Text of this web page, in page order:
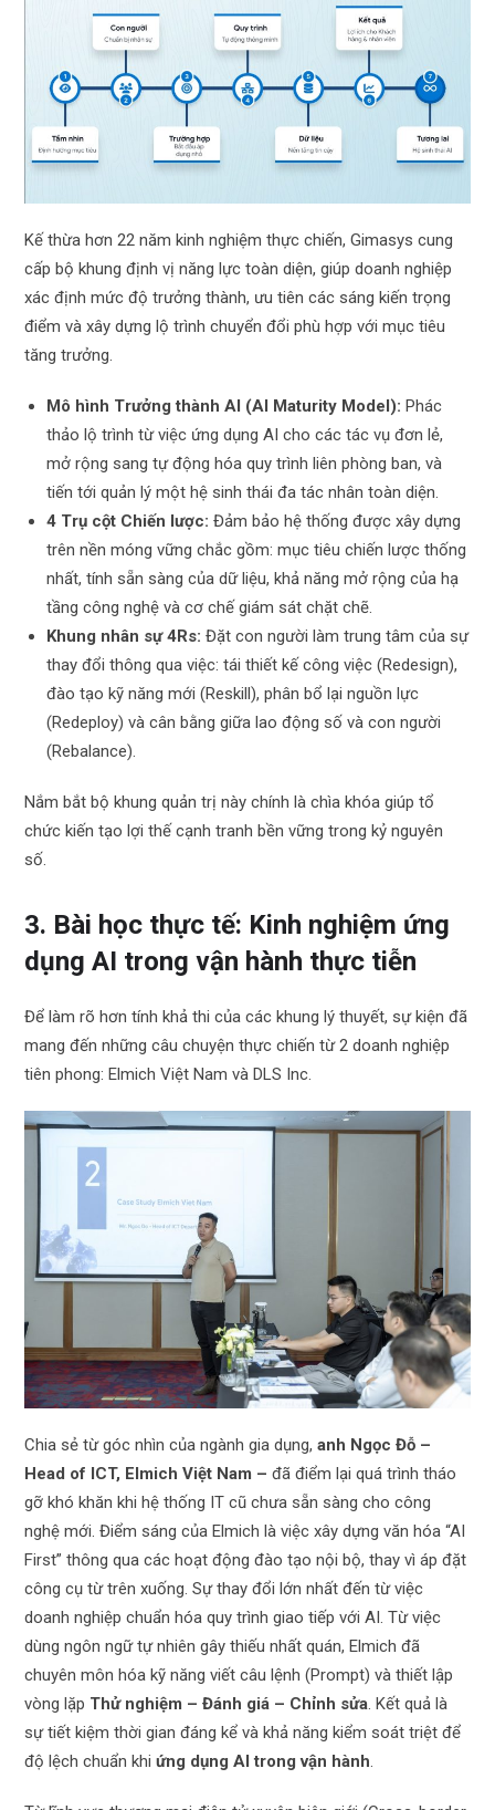
Kế thừa hơn 22 năm kinh nghiệm thực chiến, Gimasys cung
cấp bộ khung định vị năng lực toàn diện, giúp doanh nghiệp
xác định mức độ trưởng thành, ưu tiên các sáng kiến trọng
điểm và xây dựng lộ trình chuyển đổi phù hợp với mục tiêu
tăng trưởng.
Mô hình Trưởng thành AI (AI Maturity Model): Phác
thảo lộ trình từ việc ứng dụng AI cho các tác vụ đơn lẻ,
mở rộng sang tự động hóa quy trình liên phòng ban, và
tiến tới quản lý một hệ sinh thái đa tác nhân toàn diện.
4 Trụ cột Chiến lược: Đảm bảo hệ thống được xây dựng
trên nền móng vững chắc gồm: mục tiêu chiến lược thống
nhất, tính sẵn sàng của dữ liệu, khả năng mở rộng của hạ
tầng công nghệ và cơ chế giám sát chặt chẽ.
Khung nhân sự 4Rs:Đặt con người làm trung tâm của sự
thay đổi thông qua việc: tái thiết kế công việc (Redesign),
đào tạo kỹ năng mới (Reskill), phân bổ lại nguồn lực
(Redeploy) và cân bằng giữa lao động số và con người
(Rebalance).
Nắm bắt bộ khung quản trị này chính là chìa khóa giúp tổ
chức kiến tạo lợi thế cạnh tranh bền vững trong kỷ nguyên
số.
3. Bài học thực tế: Kinh nghiệm ứng
dụng AI trong vận hành thực tiễn
Để làm rõ hơn tính khả thi của các khung lý thuyết, sự kiện đã
mang đến những câu chuyện thực chiến từ 2 doanh nghiệp
tiên phong: Elmich Việt Nam và DLS Inc.
Chia sẻ từ góc nhìn của ngành gia dụng, anh Ngọc Đỗ –
Head of ICT, Elmich Việt Nam – đã điểm lại quá trình tháo
gỡ khó khăn khi hệ thống IT cũ chưa sẵn sàng cho công
nghệ mới. Điểm sáng của Elmich là việc xây dựng văn hóa “AI
First” thông qua các hoạt động đào tạo nội bộ, thay vì áp đặt
công cụ từ trên xuống. Sự thay đổi lớn nhất đến từ việc
doanh nghiệp chuẩn hóa quy trình giao tiếp với AI. Từ việc
dùng ngôn ngữ tự nhiên gây thiếu nhất quán, Elmich đã
chuyên môn hóa kỹ năng viết câu lệnh (Prompt) và thiết lập
vòng lặp Thử nghiệm – Đánh giá – Chỉnh sửa. Kết quả là
sự tiết kiệm thời gian đáng kể và khả năng kiểm soát triệt để
độ lệch chuẩn khiứng dụng AI trong vận hành.